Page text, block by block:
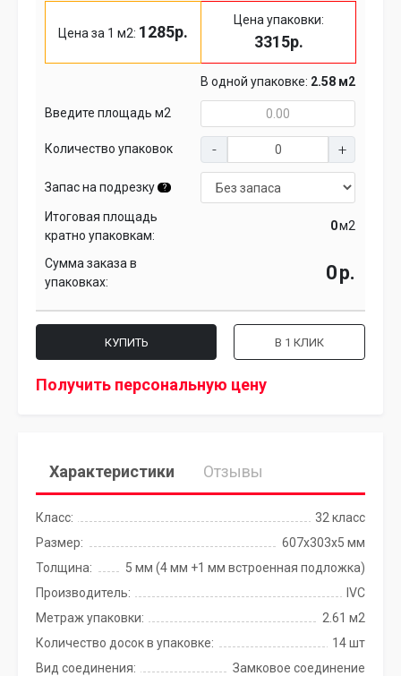
Цена за 1 м2: 1285р.
Цена упаковки:
3315р.
В одной упаковке: 2.58 м2
Введите площадь м2
Количество упаковок
Запас на подрезку ?
Итоговая площадь
кратно упаковкам:
м2
Сумма заказа в
упаковках:
р.
КУПИТЬ В 1 КЛИК
Получить персональную цену
Характеристики Отзывы
Класс:
32 класс
Размер:
607х303х5 мм
Толщина:
5 мм (4 мм +1 мм встроенная подложка)
Производитель:
IVC
Метраж упаковки:
2.61 м2
Количество досок в упаковке:
14 шт
Вид соединения:
Замковое соединение